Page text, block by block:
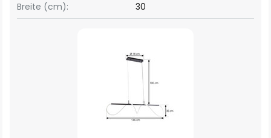
Breite (cm): 30